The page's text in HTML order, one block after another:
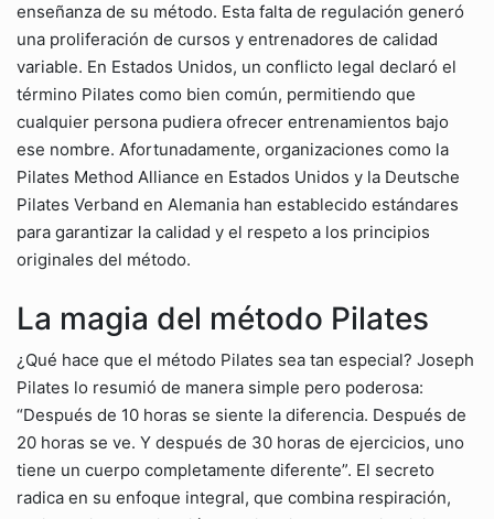
enseñanza de su método. Esta falta de regulación generó
una proliferación de cursos y entrenadores de calidad
variable. En Estados Unidos, un conflicto legal declaró el
término Pilates como bien común, permitiendo que
cualquier persona pudiera ofrecer entrenamientos bajo
ese nombre. Afortunadamente, organizaciones como la
Pilates Method Alliance en Estados Unidos y la Deutsche
Pilates Verband en Alemania han establecido estándares
para garantizar la calidad y el respeto a los principios
originales del método.
La magia del método Pilates
¿Qué hace que el método Pilates sea tan especial? Joseph
Pilates lo resumió de manera simple pero poderosa:
“Después de 10 horas se siente la diferencia. Después de
20 horas se ve. Y después de 30 horas de ejercicios, uno
tiene un cuerpo completamente diferente”. El secreto
radica en su enfoque integral, que combina respiración,